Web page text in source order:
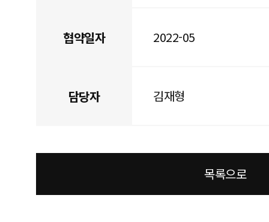
협약일자 2022-05
담당자 김재형
목록으로